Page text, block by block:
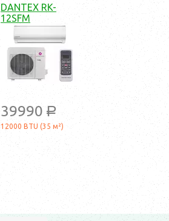
DANTEX RK-
12SFM
39990 a
12000 BTU (35 м²)